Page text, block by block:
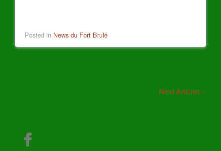
Posted in News du Fort Brulé
Next Articles »